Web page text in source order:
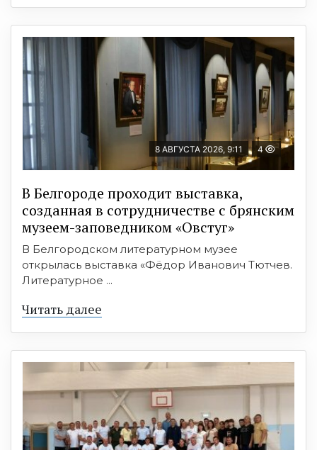
8 АВГУСТА 2026, 9:11 4
В Белгороде проходит выставка,
созданная в сотрудничестве с брянским
музеем-заповедником «Овстуг»
В Белгородском литературном музее
открылась выставка «Фёдор Иванович Тютчев.
Литературное ...
Читать далее